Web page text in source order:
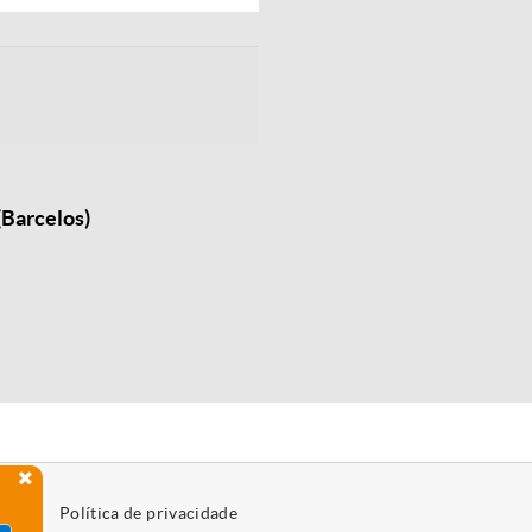
Política de privacidade